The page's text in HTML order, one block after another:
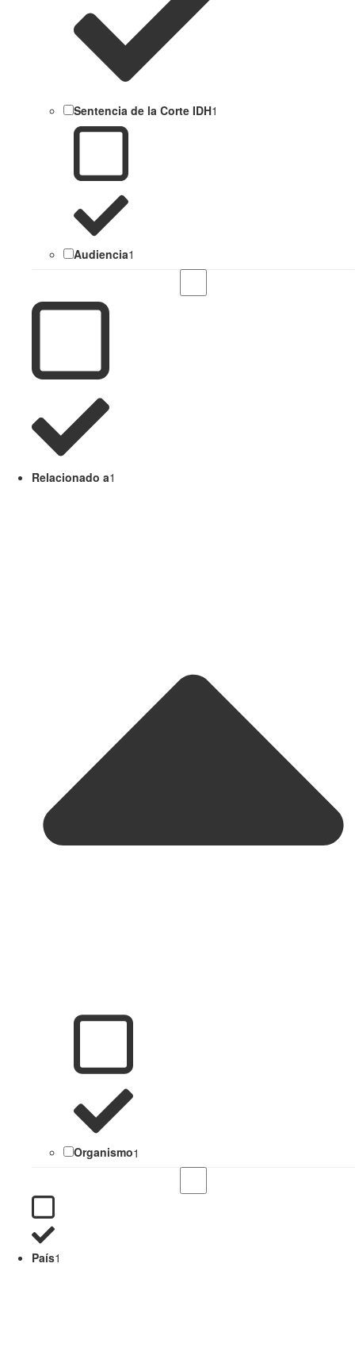
Sentencia de la Corte IDH1
Audiencia1
Relacionado a1
Organismo1
País1